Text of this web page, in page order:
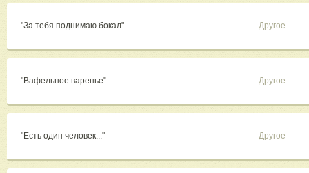
"За тебя поднимаю бокал" Другое
"Вафельное варенье" Другое
"Есть один человек..." Другое